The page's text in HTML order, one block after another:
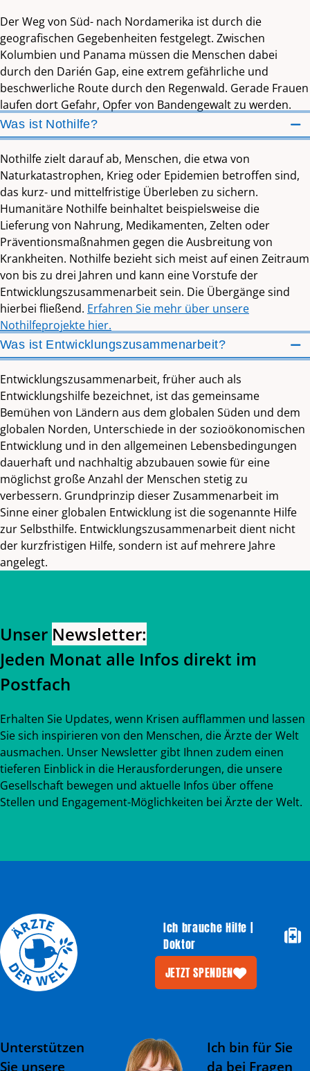
Der Weg von Süd- nach Nordamerika ist durch die
geografischen Gegebenheiten festgelegt. Zwischen
Kolumbien und Panama müssen die Menschen dabei
durch den Darién Gap, eine extrem gefährliche und
beschwerliche Route durch den Regenwald. Gerade Frauen
laufen dort Gefahr, Opfer von Bandengewalt zu werden.
Was ist Nothilfe?
Nothilfe zielt darauf ab, Menschen, die etwa von
Naturkatastrophen, Krieg oder Epidemien betroffen sind,
das kurz- und mittelfristige Überleben zu sichern.
Humanitäre Nothilfe beinhaltet beispielsweise die
Lieferung von Nahrung, Medikamenten, Zelten oder
Präventionsmaßnahmen gegen die Ausbreitung von
Krankheiten. Nothilfe bezieht sich meist auf einen Zeitraum
von bis zu drei Jahren und kann eine Vorstufe der
Entwicklungszusammenarbeit sein. Die Übergänge sind
hierbei fließend. Erfahren Sie mehr über unsere
Nothilfeprojekte hier.
Was ist Entwicklungszusammenarbeit?
Entwicklungszusammenarbeit, früher auch als
Entwicklungshilfe bezeichnet, ist das gemeinsame
Bemühen von Ländern aus dem globalen Süden und dem
globalen Norden, Unterschiede in der sozioökonomischen
Entwicklung und in den allgemeinen Lebensbedingungen
dauerhaft und nachhaltig abzubauen sowie für eine
möglichst große Anzahl der Menschen stetig zu
verbessern. Grundprinzip dieser Zusammenarbeit im
Sinne einer globalen Entwicklung ist die sogenannte Hilfe
zur Selbsthilfe. Entwicklungszusammenarbeit dient nicht
der kurzfristigen Hilfe, sondern ist auf mehrere Jahre
angelegt.
Unser Newsletter:
Jeden Monat alle Infos direkt im
Postfach
Erhalten Sie Updates, wenn Krisen aufflammen und lassen
Sie sich inspirieren von den Menschen, die Ärzte der Welt
ausmachen. Unser Newsletter gibt Ihnen zudem einen
tieferen Einblick in die Herausforderungen, die unsere
Gesellschaft bewegen und aktuelle Infos über offene
Stellen und Engagement-Möglichkeiten bei Ärzte der Welt.
Ich brauche Hilfe |
Doktor
JETZT SPENDEN
Unterstützen
Sie unsere
Ich bin für Sie
da bei Fragen